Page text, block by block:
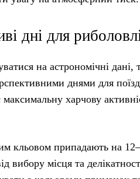
дні для
на астрономічні дані,
днями для
харчову
кльовом припадають на
вибору місця та